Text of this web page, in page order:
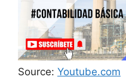
Source: Youtube.com